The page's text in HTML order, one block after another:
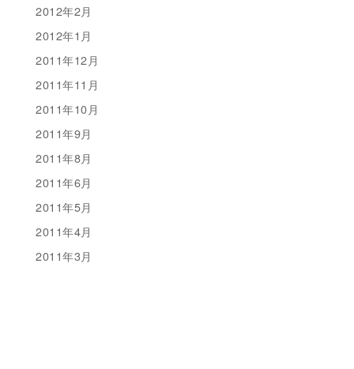
2012年2月
2012年1月
2011年12月
2011年11月
2011年10月
2011年9月
2011年8月
2011年6月
2011年5月
2011年4月
2011年3月